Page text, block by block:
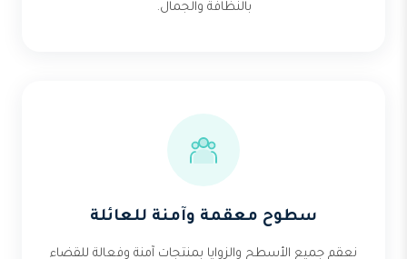
بالنظافة والجمال.
سطوح معقمة وآمنة للعائلة
نعقم جميع الأسطح والزوايا بمنتجات آمنة وفعالة للقضاء